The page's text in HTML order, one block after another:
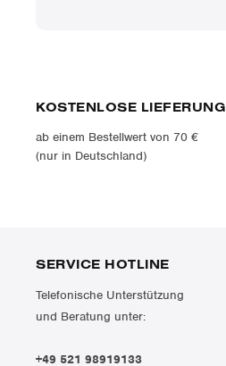
KOSTENLOSE LIEFERUNG
ab einem Bestellwert von 70 €
(nur in Deutschland)
SERVICE HOTLINE
Telefonische Unterstützung
und Beratung unter:
+49 521 98919133